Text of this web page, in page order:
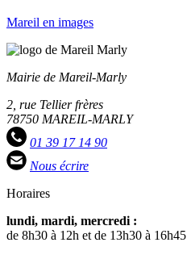
Mareil en images
Mairie de Mareil-Marly
2, rue Tellier frères
78750 MAREIL-MARLY
01 39 17 14 90
Nous écrire
Horaires
lundi, mardi, mercredi :
de 8h30 à 12h et de 13h30 à 16h45